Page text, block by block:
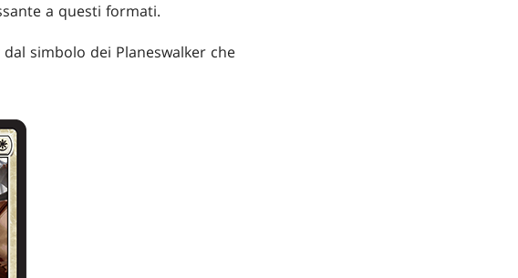
a questi formati.
dal simbolo dei Planeswalker che